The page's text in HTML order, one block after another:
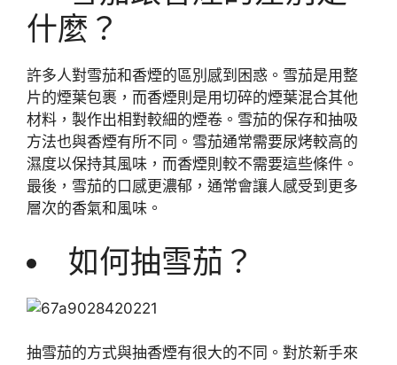
什麼？
許多人對雪茄和香煙的區別感到困惑。雪茄是用整
片的煙葉包裹，而香煙則是用切碎的煙葉混合其他
材料，製作出相對較細的煙卷。雪茄的保存和抽吸
方法也與香煙有所不同。雪茄通常需要尿烤較高的
濕度以保持其風味，而香煙則較不需要這些條件。
最後，雪茄的口感更濃郁，通常會讓人感受到更多
層次的香氣和風味。
如何抽雪茄？
抽雪茄的方式與抽香煙有很大的不同。對於新手來